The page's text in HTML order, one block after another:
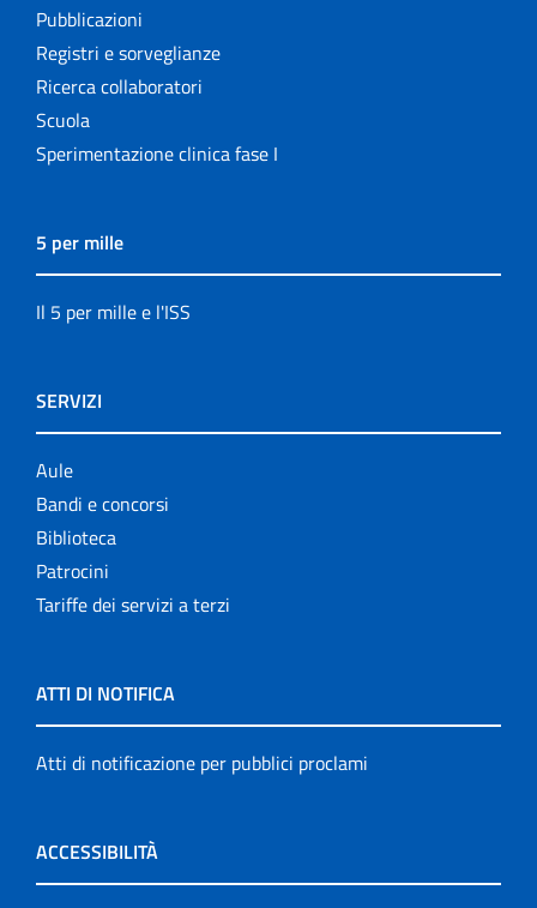
Pubblicazioni
Registri e sorveglianze
Ricerca collaboratori
Scuola
Sperimentazione clinica fase I
5 per mille
Il 5 per mille e l'ISS
SERVIZI
Aule
Bandi e concorsi
Biblioteca
Patrocini
Tariffe dei servizi a terzi
ATTI DI NOTIFICA
Atti di notificazione per pubblici proclami
ACCESSIBILITÀ